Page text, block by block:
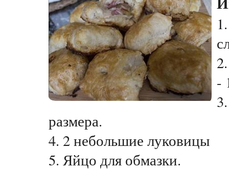
-
размера.
4. 2 небольшие луковицы
5. Яйцо для обмазки.